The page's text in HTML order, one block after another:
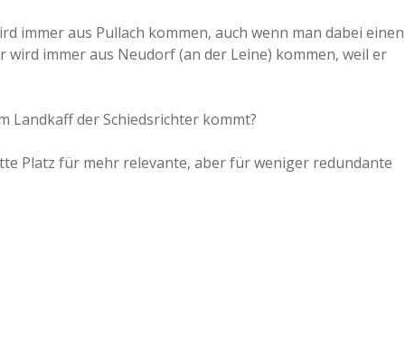
immer aus Pullach kommen, auch wenn man dabei einen
immer aus Neudorf (an der Leine) kommen, weil er
Landkaff der Schiedsrichter kommt?
Platz für mehr relevante, aber für weniger redundante